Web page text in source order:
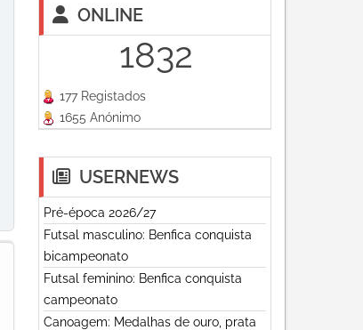
ONLINE
1832
177 Registados
1655 Anónimo
USERNEWS
Pré-época 2026/27
Futsal masculino: Benfica conquista
bicampeonato
Futsal feminino: Benfica conquista
campeonato
Canoagem: Medalhas de ouro, prata